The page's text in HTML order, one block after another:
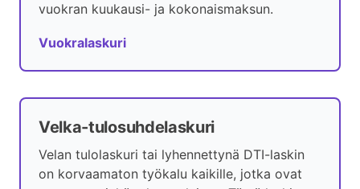
vuokran kuukausi- ja kokonaismaksun.
Vuokralaskuri
Velka-tulosuhdelaskuri
Velan tulolaskuri tai lyhennettynä DTI-laskin
on korvaamaton työkalu kaikille, jotka ovat